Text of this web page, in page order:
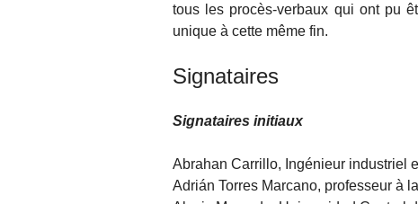
tous les procès-verbaux qui ont pu
unique à cette même fin.
Signataires
Signataires initiaux
Abrahan Carrillo, Ingénieur industriel
Adrián Torres Marcano, professeur à